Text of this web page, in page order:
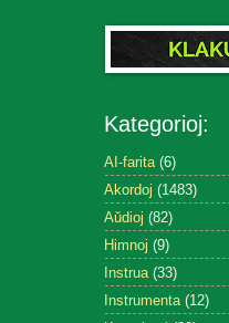
Kategorioj:
AI-farita (6)
Akordoj (1483)
Aŭdioj (82)
Himnoj (9)
Instrua (33)
Instrumenta (12)